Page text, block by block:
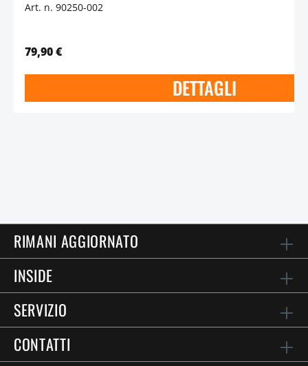
Art. n. 90250-002
79,90 €
DETTAGLI
RIMANI AGGIORNATO
INSIDE
SERVIZIO
CONTATTI